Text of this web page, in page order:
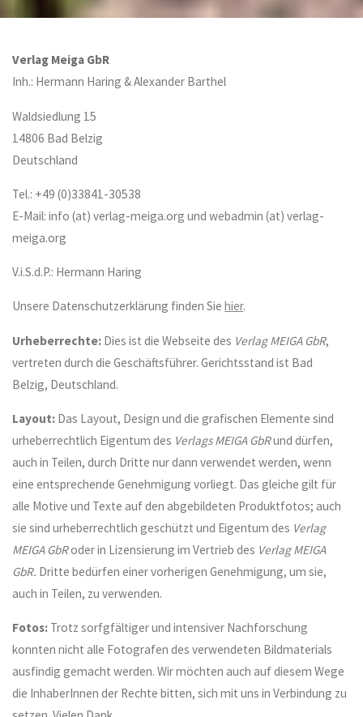
Verlag Meiga GbR
Inh.: Hermann Haring & Alexander Barthel
Waldsiedlung 15
14806 Bad Belzig
Deutschland
Tel.: +49 (0)33841-30538
E-Mail: info (at) verlag-meiga.org und webadmin (at) verlag-
meiga.org
V.i.S.d.P.: Hermann Haring
Unsere Datenschutzerklärung finden Siehier.
Urheberrechte: Dies ist die Webseite des Verlag MEIGA GbR,
vertreten durch die Geschäftsführer. Gerichtsstand ist Bad
Belzig, Deutschland.
Layout: Das Layout, Design und die grafischen Elemente sind
urheberrechtlich Eigentum des Verlags MEIGA GbRund dürfen,
auch in Teilen, durch Dritte nur dann verwendet werden, wenn
eine entsprechende Genehmigung vorliegt. Das gleiche gilt für
alle Motive und Texte auf den abgebildeten Produktfotos; auch
sie sind urheberrechtlich geschützt und Eigentum des Verlag
MEIGA GbRoder in Lizensierung im Vertrieb des Verlag MEIGA
GbR. Dritte bedürfen einer vorherigen Genehmigung, um sie,
auch in Teilen, zu verwenden.
Fotos: Trotz sorfgfältiger und intensiver Nachforschung
konnten nicht alle Fotografen des verwendeten Bildmaterials
ausfindig gemacht werden. Wir möchten auch auf diesem Wege
die InhaberInnen der Rechte bitten, sich mit uns in Verbindung zu